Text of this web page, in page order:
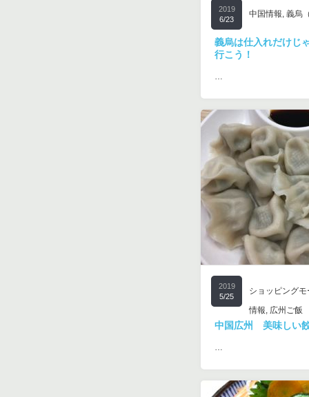
2019
6/23
中国情報, 義烏
義烏は仕入れだけじ
行こう！
…
2019
5/25
ショッピングモ
情報, 広州ご飯
中国広州 美味しい
…